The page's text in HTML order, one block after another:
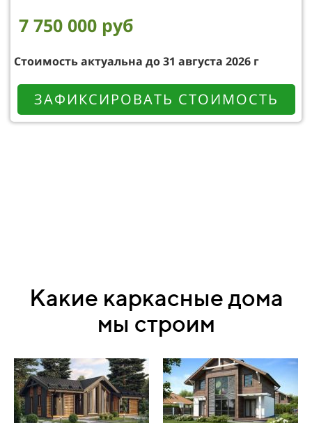
7 750 000 руб
Стоимость актуальна до 31 августа 2026 г
ЗАФИКСИРОВАТЬ СТОИМОСТЬ
Какие каркасные дома
мы строим